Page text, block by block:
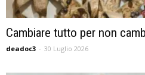
Cambiare tutto per non
deadoc3 - 30 Luglio 2026